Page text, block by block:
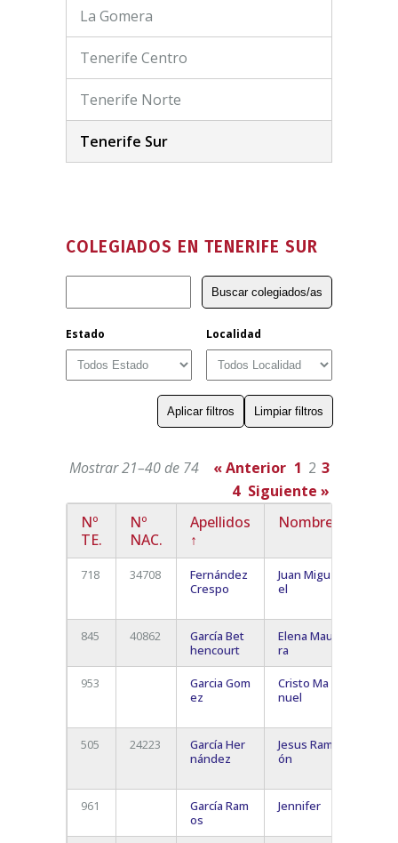
La Gomera
Tenerife Centro
Tenerife Norte
Tenerife Sur
COLEGIADOS EN TENERIFE SUR
Localidad
Estado
Mostrar 21–40 de 74 « Anterior 1 2 3
4 Siguiente »
Nº
TE.
Nº
NAC.
Apellidos
↑
Nombre
718 34708
Fernández
Crespo
Juan Migu
el
845 40862
García Bet
hencourt
Elena Mau
ra
953
Garcia Gom
ez
Cristo Ma
nuel
505 24223
García Her
nández
Jesus Ram
ón
961
García Ram
os
Jennifer